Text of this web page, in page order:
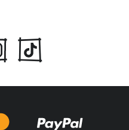
από το FSC. Το
Council, είναι ένας
προς το περιβάλλον,